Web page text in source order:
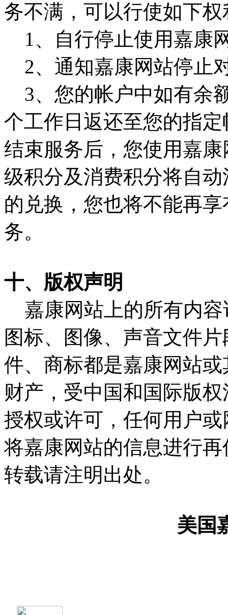
务不满，可以行使如下权
1、自行停止使用嘉康
2、通知嘉康网站停止
3、您的帐户中如有余
个工作日返还至您的指定
结束服务后，您使用嘉
级积分及消费积分将自
的兑换，您也将不能再
务。
十、版权声明
嘉康网站上的所有内容
图标、图像、声音文件
件、商标都是嘉康网站
财产，受中国和国际版
授权或许可，任何用户
将嘉康网站的信息进行
转载请注明出处。
美国